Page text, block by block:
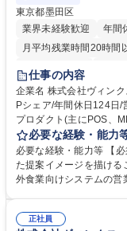
東京都墨田区
業界未経験歓迎
年間
月平均残業時間20時間
完全週休2日制
仕事の内容
企業名 株式会社ヴィンクス 求人名 東京【プリセールス】流通小売
Pシェア/年間休日124日/営業推進室 仕事の内容 流
プロダクト(主にPOS、
して推進するプリセール
切り口で訴求するか]という提案の
OS、MD、CRM等）の
紹介、要件ヒアリング ■
京【プリセールス】流通
必要な経験・能力
必要な経験・能力等 【
た提案イメージを描ける
外食業向けシステムの営
／プリセールスへのキャ
正社員